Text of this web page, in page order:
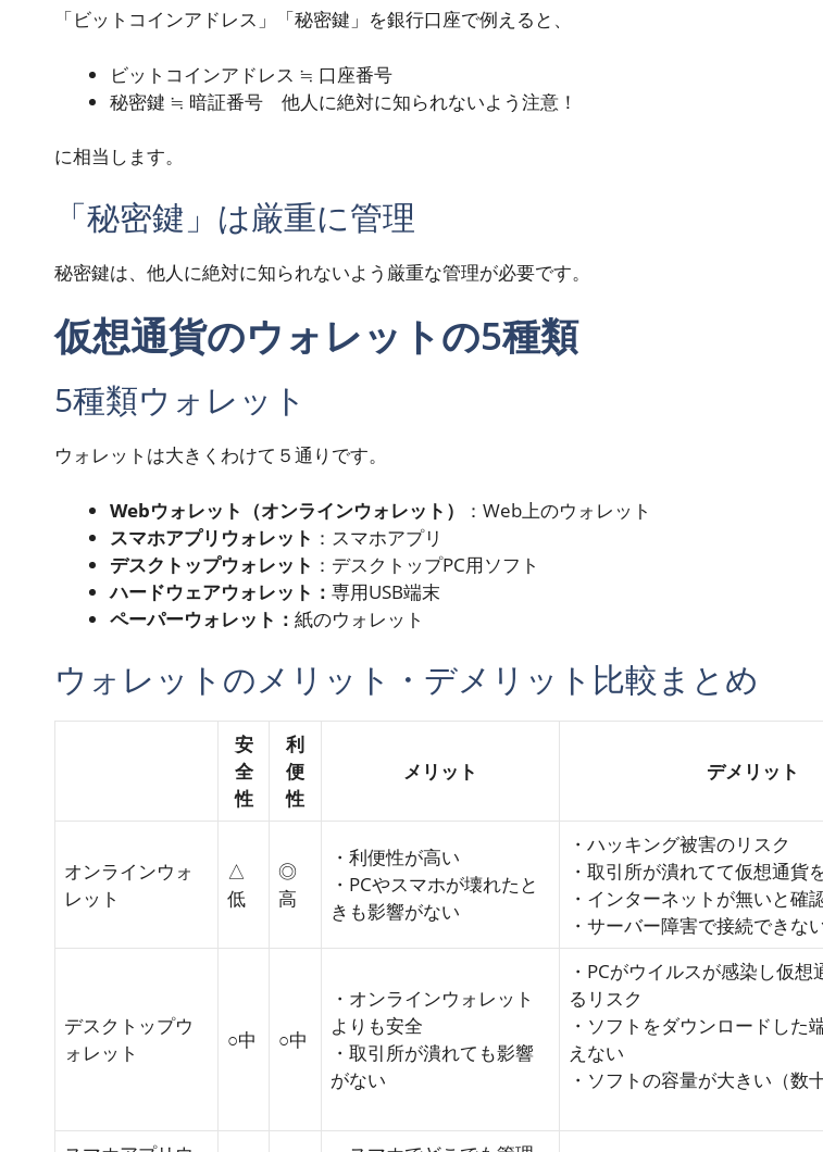
「ビットコインアドレス」「秘密鍵」を銀行口座で例えると、
ビットコインアドレス ≒ 口座番号
秘密鍵 ≒ 暗証番号 他人に絶対に知られないよう注意！
に相当します。
「秘密鍵」は厳重に管理
秘密鍵は、他人に絶対に知られないよう厳重な管理が必要です。
仮想通貨のウォレットの5種類
5種類ウォレット
ウォレットは大きくわけて５通りです。
Webウォレット（オンラインウォレット）
：Web上のウォレット
スマホアプリウォレット ：スマホアプリ
デスクトップウォレット ：デスクトップPC用ソフト
ハードウェアウォレット： 専用USB端末
ペーパーウォレット： 紙のウォレット
ウォレットのメリット・デメリット比較まとめ
安
全
性
利
便
性
メリット デメリット
オンラインウォ
レット
△
低
◎
高
・利便性が高い
・PCやスマホが壊れたと
きも影響がない
・ハッキング被害のリスク
・取引所が潰れてて仮想通貨
・インターネットが無いと確
・サーバー障害で接続できな
デスクトップウ
ォレット
○中 ○中
・オンラインウォレット
よりも安全
・取引所が潰れても影響
がない
・PCがウイルスが感染し仮
るリスク
・ソフトをダウンロードした
えない
・ソフトの容量が大きい（数十